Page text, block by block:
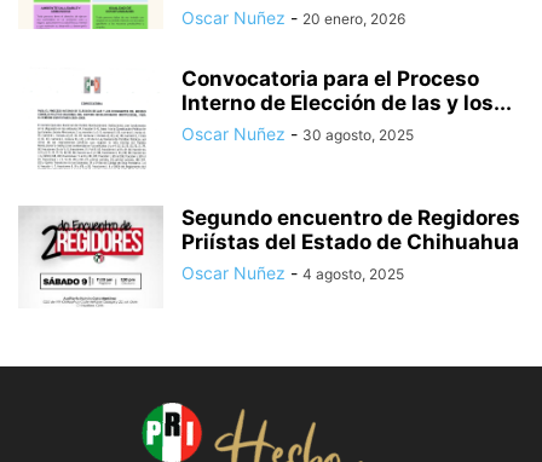
Oscar Nuñez - 20 enero, 2026
Convocatoria para el Proceso
Interno de Elección de las y los...
Oscar Nuñez - 30 agosto, 2025
Segundo encuentro de Regidores
Priístas del Estado de Chihuahua
Oscar Nuñez - 4 agosto, 2025